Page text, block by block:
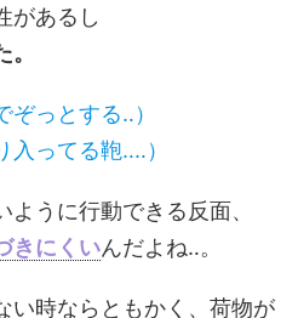
があるし
ぞっとする‥）
入ってる鞄‥‥）
うに行動できる反面、
きにくいんだよね‥。
い時ならともかく、荷物が